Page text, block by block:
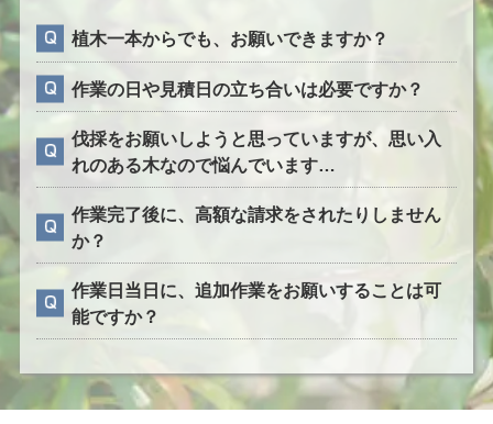
植木一本からでも、お願いできますか？
作業の日や見積日の立ち合いは必要ですか？
伐採をお願いしようと思っていますが、思い入
れのある木なので悩んでいます…
作業完了後に、高額な請求をされたりしません
か？
作業日当日に、追加作業をお願いすることは可
能ですか？